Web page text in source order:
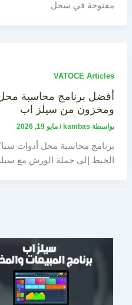
مفتوحة في سجل
VATOCE Articles
أفضل برنامج محاسبة
ومخزون من سيلز اب
بواسطة kambas
/ مايو 19, 2026
برنامج محاسبة محل أدوات
الخيط إلى جملة الورش مع